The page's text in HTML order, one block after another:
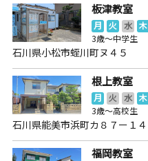
板津教室
月 火 水 木
3歳～中学生
石川県小松市蛭川町ヌ４５
根上教室
月 火 水 木
3歳～高校生
石川県能美市浜町カ８７ー１４
福岡教室